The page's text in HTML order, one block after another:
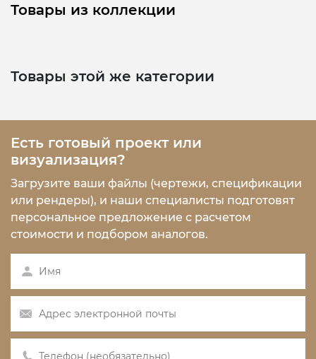
Товары из коллекции
Товары этой же категории
Есть готовый проект или
визуализация?
Загрузите ваши файлы (чертежи, спецификации
или рендеры), и наши специалисты подготовят
персональное предложение с расчетом
стоимости и подбором аналогов.